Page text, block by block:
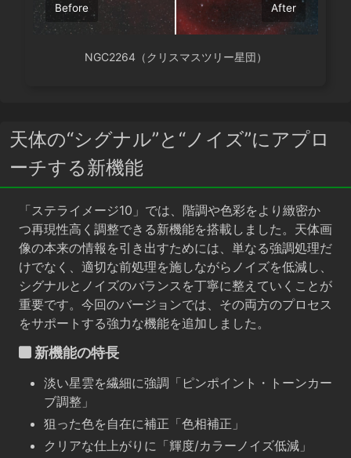
Before After
NGC2264（クリスマスツリー星団）
天体の“シグナル”と“ノイズ”にアプロ
ーチする新機能
「ステライメージ10」では、階調や色彩をより緻密か
つ再現性高く調整できる新機能を搭載しました。天体画
像の本来の情報を引き出すためには、単なる強調処理だ
けでなく、適切な前処理を施しながらノイズを低減し、
シグナルとノイズのバランスを丁寧に整えていくことが
重要です。今回のバージョンでは、その両方のプロセス
をサポートする強力な機能を追加しました。
新機能の特長
淡い星雲を繊細に強調「ピンポイント・トーンカー
ブ調整」
狙った色を自在に補正「色相補正」
クリアな仕上がりに「輝度/カラーノイズ低減」